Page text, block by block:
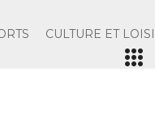
CULTURE ET